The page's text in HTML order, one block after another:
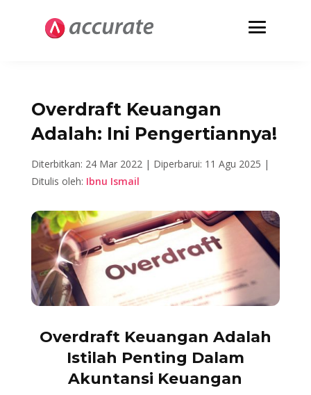
Overdraft Keuangan
Adalah: Ini Pengertiannya!
Diterbitkan: 24 Mar 2022 | Diperbarui: 11 Agu 2025 |
Ditulis oleh: Ibnu Ismail
Overdraft Keuangan Adalah
Istilah Penting Dalam
Akuntansi Keuangan